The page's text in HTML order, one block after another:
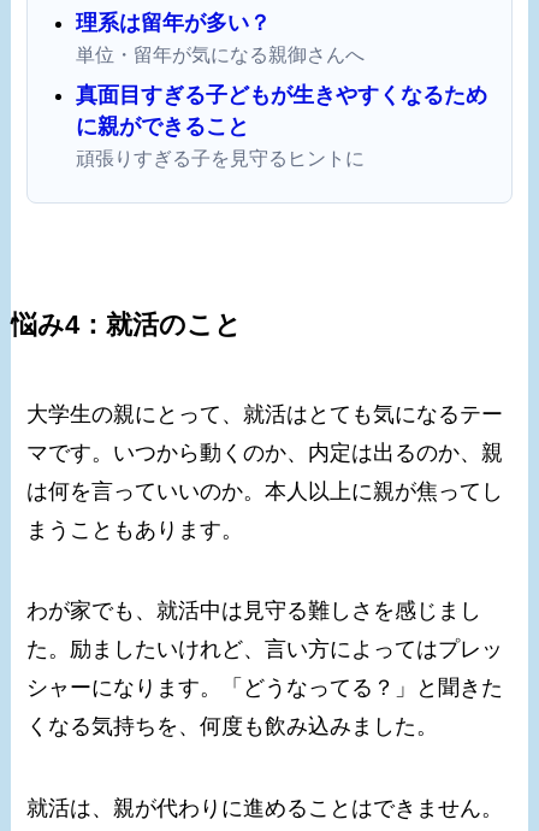
理系は留年が多い？
単位・留年が気になる親御さんへ
真面目すぎる子どもが生きやすくなるため
に親ができること
頑張りすぎる子を見守るヒントに
悩み4：就活のこと
大学生の親にとって、就活はとても気になるテー
マです。いつから動くのか、内定は出るのか、親
は何を言っていいのか。本人以上に親が焦ってし
まうこともあります。
わが家でも、就活中は見守る難しさを感じまし
た。励ましたいけれど、言い方によってはプレッ
シャーになります。「どうなってる？」と聞きた
くなる気持ちを、何度も飲み込みました。
就活は、親が代わりに進めることはできません。